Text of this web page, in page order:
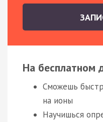
На бесплатном
Сможешь
на ионы
Научишься